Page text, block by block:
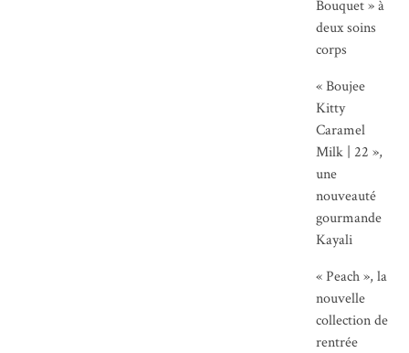
Bouquet » à
deux soins
corps
« Boujee
Kitty
Caramel
Milk | 22 »,
une
nouveauté
gourmande
Kayali
« Peach », la
nouvelle
collection de
rentrée